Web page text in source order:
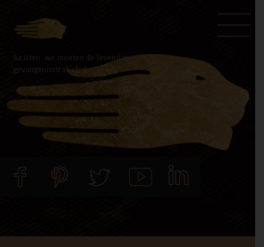
naar
hoofd
naar
voettekst
Juristen: we moeten de levenslange
gevangenisstraf afschaffen